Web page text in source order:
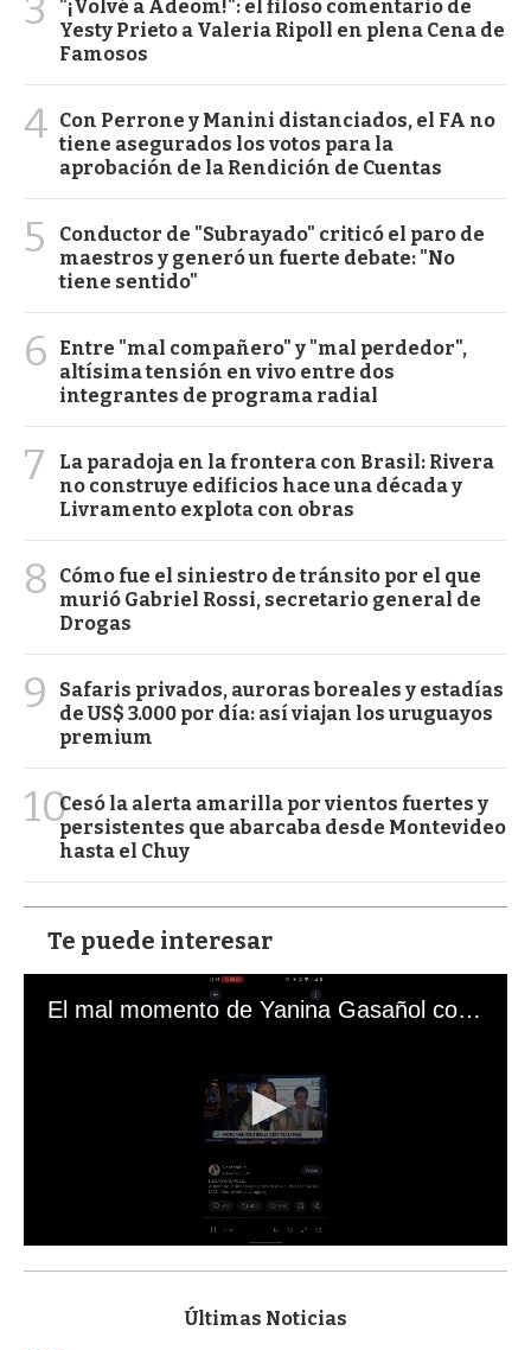
"¡Volvé a Adeom!": el filoso comentario de
Yesty Prieto a Valeria Ripoll en plena Cena de
Famosos
4 Con Perrone y Manini distanciados, el FA no
tiene asegurados los votos para la
aprobación de la Rendición de Cuentas
5
Conductor de "Subrayado" criticó el paro de
maestros y generó un fuerte debate: "No
tiene sentido"
6
Entre "mal compañero" y "mal perdedor",
altísima tensión en vivo entre dos
integrantes de programa radial
7
La paradoja en la frontera con Brasil: Rivera
no construye edificios hace una década y
Livramento explota con obras
8
Cómo fue el siniestro de tránsito por el que
murió Gabriel Rossi, secretario general de
Drogas
9
Safaris privados, auroras boreales y estadías
de US$ 3.000 por día: así viajan los uruguayos
premium
10Cesó la alerta amarilla por vientos fuertes y
persistentes que abarcaba desde Montevideo
hasta el Chuy
Te puede interesar
El mal momento de Yanina Gasañol con un hincha argentino en "Subrayado"
s
Últimas Noticias